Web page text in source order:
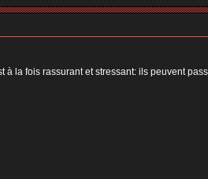
la fois rassurant et stressant: ils peuvent